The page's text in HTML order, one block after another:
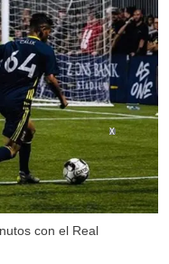
con el Real
X